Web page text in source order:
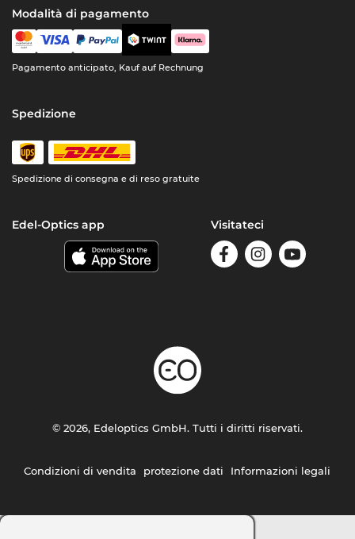
Modalità di pagamento
Pagamento anticipato, Kauf auf Rechnung
Spedizione
Spedizione di consegna e di reso gratuite
Edel-Optics app Visitateci
Condizioni di vendita protezione dati Informazioni legali
© 2026, Edeloptics GmbH. Tutti i diritti riservati.